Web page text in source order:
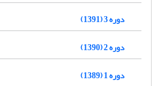
دوره 3 (1391)
دوره 2 (1390)
دوره 1 (1389)